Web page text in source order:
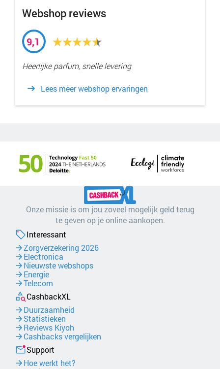
Webshop reviews
9,1
Heerlijke parfum, snelle levering
Lees meer webshop ervaringen
Onze missie is om jou zoveel mogelijk geld terug
te geven op je online aankopen.
Interessant
Zorgverzekering 2026
Electronica
Nieuwste webshops
Energie
Telecom
CashbackXL
Duurzaamheid
Statistieken
Reviews Kiyoh
Cashbacks vergelijken
Support
Hoe werkt het?